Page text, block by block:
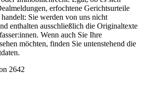
erfochtene Gerichtsurteile
Sie werden von uns nicht
enthalten ausschließlich die Originaltexte
Wenn auch Sie Ihre
möchten, finden Sie untenstehend die
2642